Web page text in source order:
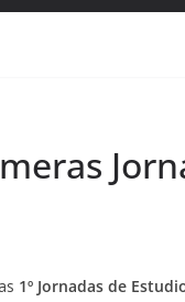
1º Jornadas de